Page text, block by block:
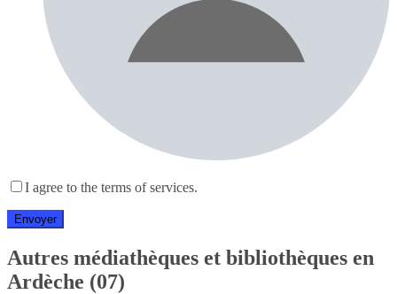
I agree to the terms of services.
Autres médiathèques et bibliothèques en
Ardèche (07)